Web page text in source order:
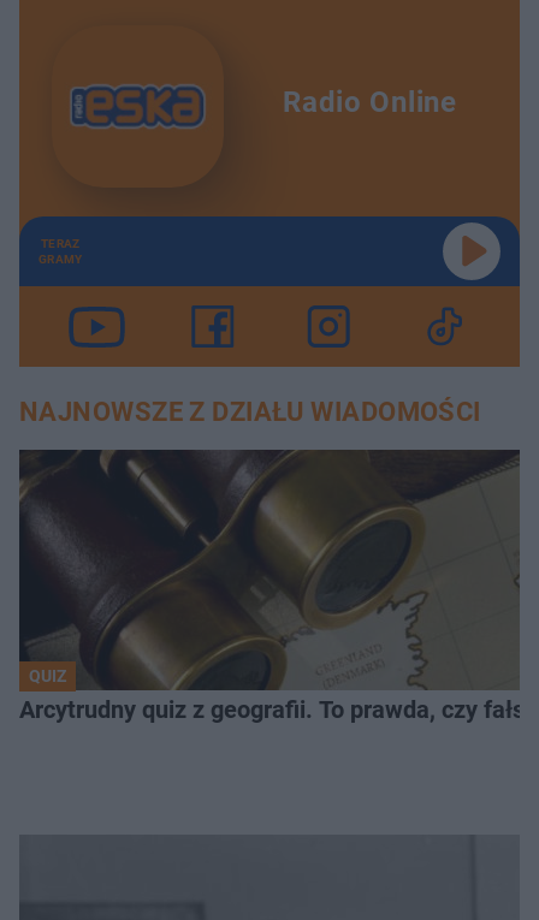
Radio Online
TERAZ
GRAMY
NAJNOWSZE Z DZIAŁU WIADOMOŚCI
QUIZ
Arcytrudny quiz z geografii. To prawda, czy